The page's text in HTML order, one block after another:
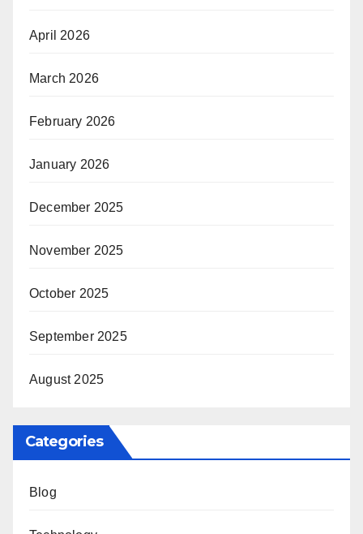
April 2026
March 2026
February 2026
January 2026
December 2025
November 2025
October 2025
September 2025
August 2025
Categories
Blog